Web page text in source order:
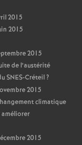
2015
2015
2015
de l’austérité
SNES-Créteil?
2015
climatique
améliorer
2015